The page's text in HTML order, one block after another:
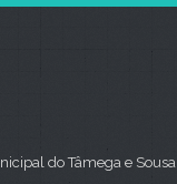
do Tâmega e Sousa